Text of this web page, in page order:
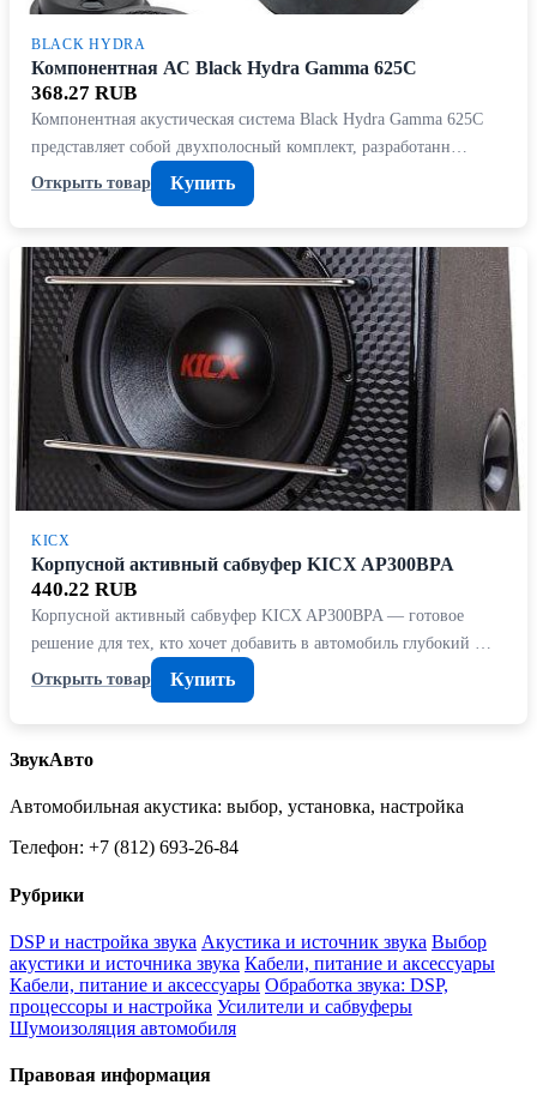
BLACK HYDRA
Компонентная АС Black Hydra Gamma 625C
368.27 RUB
Компонентная акустическая система Black Hydra Gamma 625C
представляет собой двухполосный комплект, разработанн…
Открыть товар
Купить
KICX
Корпусной активный сабвуфер KICX AP300BPA
440.22 RUB
Корпусной активный сабвуфер KICX AP300BPA — готовое
решение для тех, кто хочет добавить в автомобиль глубокий …
Открыть товар
Купить
ЗвукАвто
Автомобильная акустика: выбор, установка, настройка
Телефон: +7 (812) 693-26-84
Рубрики
DSP и настройка звука Акустика и источник звука Выбор
акустики и источника звука Кабели, питание и аксессуары
Кабели, питание и аксессуары Обработка звука: DSP,
процессоры и настройка Усилители и сабвуферы
Шумоизоляция автомобиля
Правовая информация